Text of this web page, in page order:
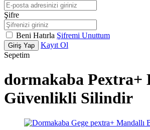
Şifre
Beni Hatırla Şifremi Unuttum
Giriş Yap
Kayıt Ol
Sepetim
dormakaba Pextra+
Güvenlikli Silindir